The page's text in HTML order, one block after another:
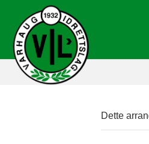
Dette